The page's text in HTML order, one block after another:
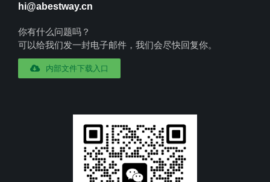
hi@abestway.cn
你有什么问题吗？
可以给我们发一封电子邮件，我们会尽快回复你。
内部文件下载入口